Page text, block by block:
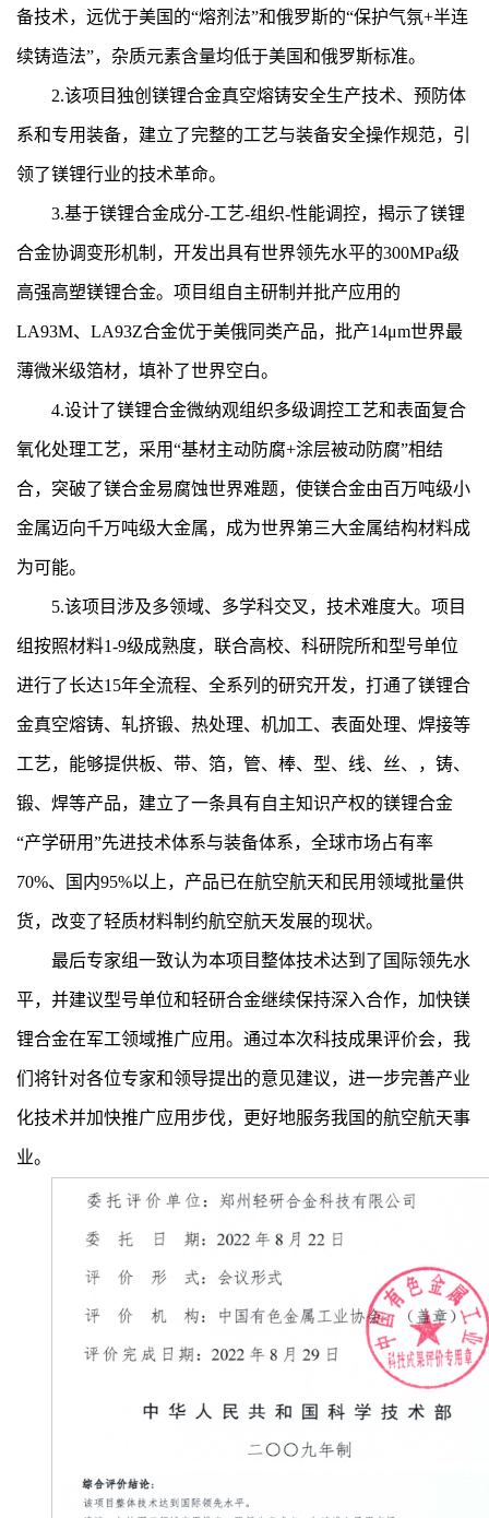
备技术，远优于美国的“熔剂法”和俄罗斯的“保护气氛+半连
续铸造法”，杂质元素含量均低于美国和俄罗斯标准。
2.该项目独创镁锂合金真空熔铸安全生产技术、预防体
系和专用装备，建立了完整的工艺与装备安全操作规范，引
领了镁锂行业的技术革命。
3.基于镁锂合金成分-工艺-组织-性能调控，揭示了镁锂
合金协调变形机制，开发出具有世界领先水平的300MPa级
高强高塑镁锂合金。项目组自主研制并批产应用的
LA93M、LA93Z合金优于美俄同类产品，批产14μm世界最
薄微米级箔材，填补了世界空白。
4.设计了镁锂合金微纳观组织多级调控工艺和表面复合
氧化处理工艺，采用“基材主动防腐+涂层被动防腐”相结
合，突破了镁合金易腐蚀世界难题，使镁合金由百万吨级小
金属迈向千万吨级大金属，成为世界第三大金属结构材料成
为可能。
5.该项目涉及多领域、多学科交叉，技术难度大。项目
组按照材料1-9级成熟度，联合高校、科研院所和型号单位
进行了长达15年全流程、全系列的研究开发，打通了镁锂合
金真空熔铸、轧挤锻、热处理、机加工、表面处理、焊接等
工艺，能够提供板、带、箔，管、棒、型、线、丝、，铸、
锻、焊等产品，建立了一条具有自主知识产权的镁锂合金
“产学研用”先进技术体系与装备体系，全球市场占有率
70%、国内95%以上，产品已在航空航天和民用领域批量供
货，改变了轻质材料制约航空航天发展的现状。
最后专家组一致认为本项目整体技术达到了国际领先水
平，并建议型号单位和轻研合金继续保持深入合作，加快镁
锂合金在军工领域推广应用。通过本次科技成果评价会，我
们将针对各位专家和领导提出的意见建议，进一步完善产业
化技术并加快推广应用步伐，更好地服务我国的航空航天事
业。